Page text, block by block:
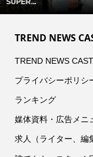
TREND NEWS
TREND NEWS
プライバシーポリシ
ランキング
媒体資料・広告メニ
求人（ライター、編